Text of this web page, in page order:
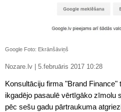
Google Foto: Ekrānšāviņš
Nozare.lv | 5.februāris 2017 10:28
Konsultāciju firma "Brand Finance"
ikgadējo pasaulē vērtīgāko zīmolu
pēc sešu gadu pārtraukuma